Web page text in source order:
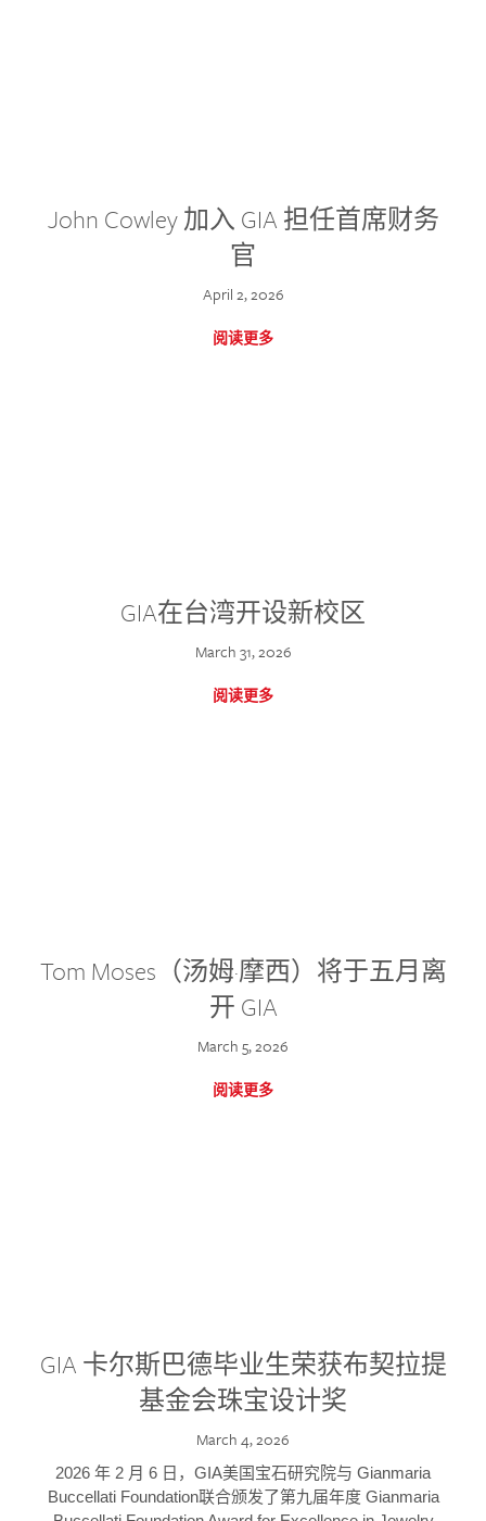
John Cowley 加入 GIA 担任首席财务
官
April 2, 2026
阅读更多
GIA在台湾开设新校区
March 31, 2026
阅读更多
Tom Moses（汤姆·摩西）将于五月离
开 GIA
March 5, 2026
阅读更多
GIA 卡尔斯巴德毕业生荣获布契拉提
基金会珠宝设计奖
March 4, 2026
2026 年 2 月 6 日，GIA美国宝石研究院与 Gianmaria
Buccellati Foundation联合颁发了第九届年度 Gianmaria